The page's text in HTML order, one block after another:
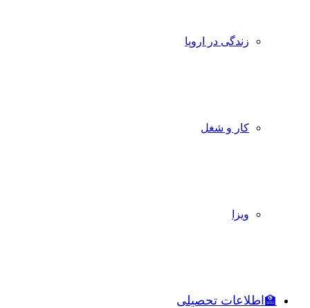
زندگی در اروپا
کار و شغل
ویزا
🏫اطلاعات تحصیلی